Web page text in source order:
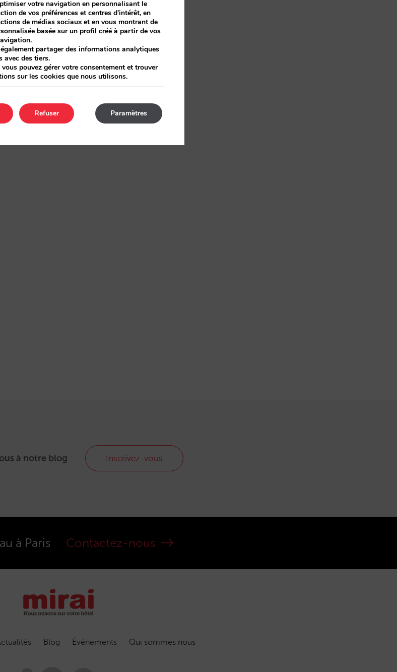
à notre blog Inscrivez-vous
à Paris Contactez-nous
Blog Événements Qui sommes nous
votre navigation en personnalisant le
de vos préférences et centres d'intérêt, en
de médias sociaux et en vous montrant de
basée sur un profil créé à partir de vos
partager des informations analytiques
avec des tiers.
vous pouvez gérer votre consentement et trouver
sur les cookies que nous utilisons.
Paramètres
Refuser